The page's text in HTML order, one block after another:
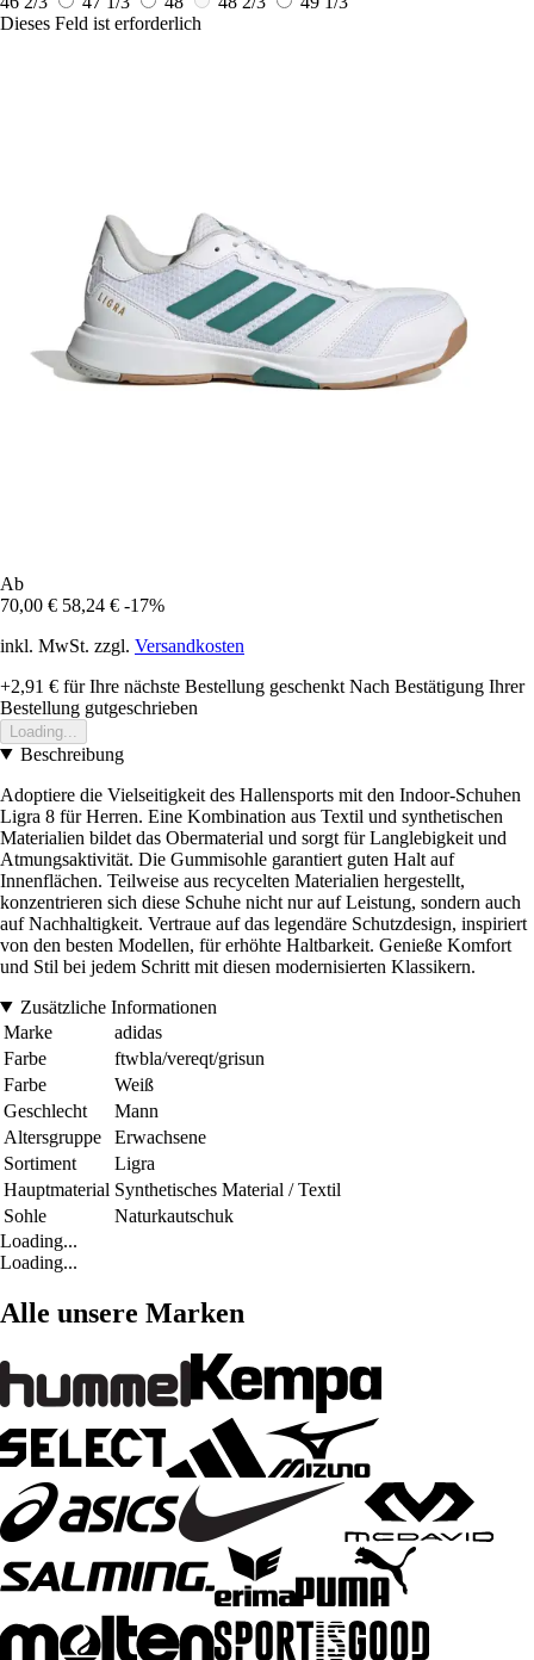
Dieses Feld ist erforderlich
Ab
70,00 € 58,24 € -17%
inkl. MwSt. zzgl. Versandkosten
+2,91 € für Ihre nächste Bestellung geschenkt Nach Bestätigung Ihrer
Bestellung gutgeschrieben
Loading...
Beschreibung
Adoptiere die Vielseitigkeit des Hallensports mit den Indoor-Schuhen
Ligra 8 für Herren. Eine Kombination aus Textil und synthetischen
Materialien bildet das Obermaterial und sorgt für Langlebigkeit und
Atmungsaktivität. Die Gummisohle garantiert guten Halt auf
Innenflächen. Teilweise aus recycelten Materialien hergestellt,
konzentrieren sich diese Schuhe nicht nur auf Leistung, sondern auch
auf Nachhaltigkeit. Vertraue auf das legendäre Schutzdesign, inspiriert
von den besten Modellen, für erhöhte Haltbarkeit. Genieße Komfort
und Stil bei jedem Schritt mit diesen modernisierten Klassikern.
Zusätzliche Informationen
Marke
adidas
Farbe
ftwbla/vereqt/grisun
Farbe
Weiß
Geschlecht
Mann
Altersgruppe
Erwachsene
Sortiment
Ligra
Hauptmaterial Synthetisches Material / Textil
Sohle
Naturkautschuk
Loading...
Loading...
Alle unsere Marken